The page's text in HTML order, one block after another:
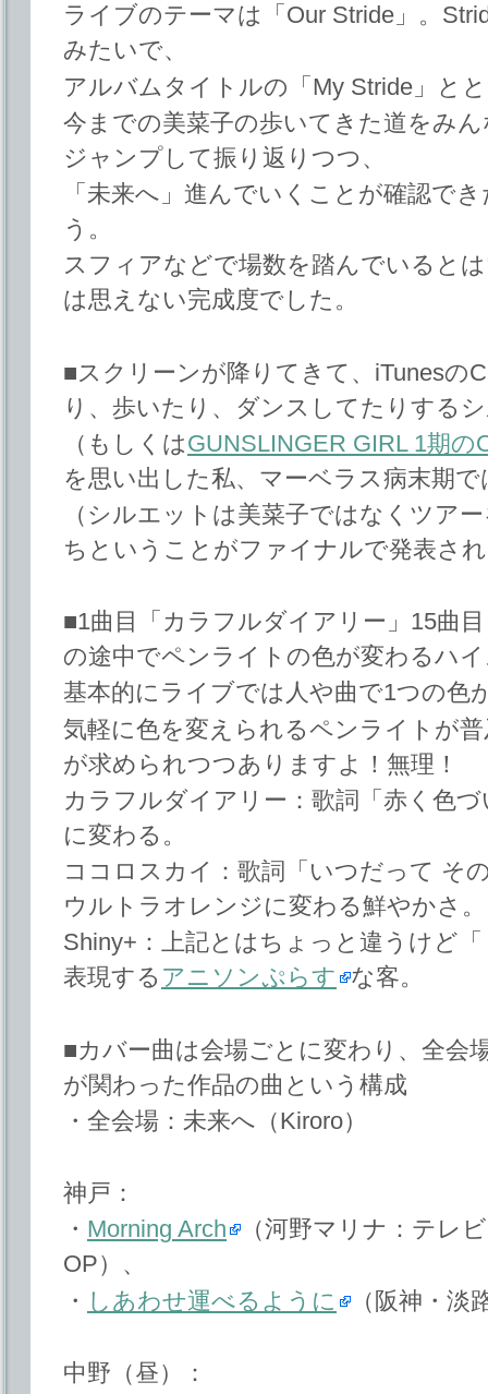
ライブのテーマは「Our Stride」。
みたいで、
アルバムタイトルの「My Stride」と
今までの美菜子の歩いてきた道をみ
ジャンプして振り返りつつ、
「未来へ」進んでいくことが確認で
う。
スフィアなどで場数を踏んでいると
は思えない完成度でした。
■スクリーンが降りてきて、iTunesの
り、歩いたり、ダンスしてたりする
（もしくはGUNSLINGER GIRL 1期の
を思い出した私、マーベラス病末期で
（シルエットは美菜子ではなくツア
ちということがファイナルで発表さ
■1曲目「カラフルダイアリー」15曲
の途中でペンライトの色が変わるハ
基本的にライブでは人や曲で1つの色
気軽に色を変えられるペンライトが
が求められつつありますよ！無理！
カラフルダイアリー：歌詞「赤く色
に変わる。
ココロスカイ：歌詞「いつだって そ
ウルトラオレンジに変わる鮮やかさ。
Shiny+：上記とはちょっと違うけど
表現する アニソンぷらす な客。
■カバー曲は会場ごとに変わり、全会
が関わった作品の曲という構成
・全会場：未来へ（Kiroro）
神戸：
・ Morning Arch
（河野マリナ：テレ
OP）、
・ しあわせ運べるように （阪神・
中野（昼）：